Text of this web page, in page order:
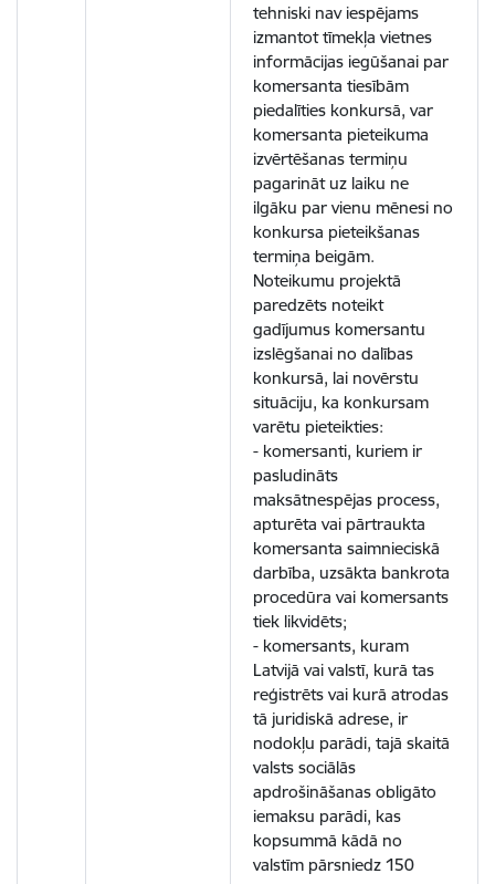
tehniski nav iespējams
izmantot tīmekļa vietnes
informācijas iegūšanai par
komersanta tiesībām
piedalīties konkursā, var
komersanta pieteikuma
izvērtēšanas termiņu
pagarināt uz laiku ne
ilgāku par vienu mēnesi no
konkursa pieteikšanas
termiņa beigām.
Noteikumu projektā
paredzēts noteikt
gadījumus komersantu
izslēgšanai no dalības
konkursā, lai novērstu
situāciju, ka konkursam
varētu pieteikties:
- komersanti, kuriem ir
pasludināts
maksātnespējas process,
apturēta vai pārtraukta
komersanta saimnieciskā
darbība, uzsākta bankrota
procedūra vai komersants
tiek likvidēts;
- komersants, kuram
Latvijā vai valstī, kurā tas
reģistrēts vai kurā atrodas
tā juridiskā adrese, ir
nodokļu parādi, tajā skaitā
valsts sociālās
apdrošināšanas obligāto
iemaksu parādi, kas
kopsummā kādā no
valstīm pārsniedz 150